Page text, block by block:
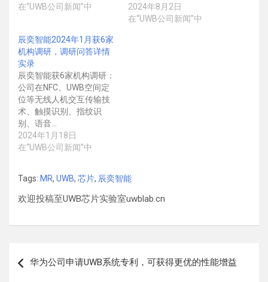
在“UWB公司新闻”中
2024年8月2日
在“UWB公司新闻”中
辰奕智能2024年1月获6家
机构调研，调研问答详情
实录
辰奕智能获6家机构调研：
公司在NFC、UWB空间定
位等无线人机交互传输技
术、触摸识别、指纹识
别、语音…
2024年1月18日
在“UWB公司新闻”中
Tags: MR, UWB, 芯片, 辰奕智能
欢迎投稿至UWB芯片实验室uwblab.cn
章
华为公司申请UWB系统专利，可获得更优的性能增益